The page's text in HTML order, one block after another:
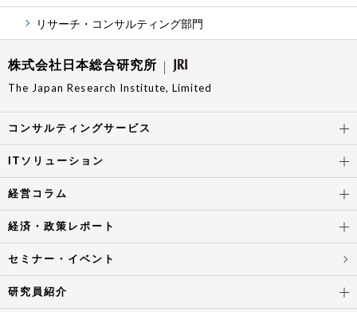
リサーチ・コンサルティング部門
株式会社日本総合研究所
The Japan Research Institute, Limited
コンサルティングサービス
ITソリューション
経営コラム
経済・政策レポート
セミナー・イベント
研究員紹介